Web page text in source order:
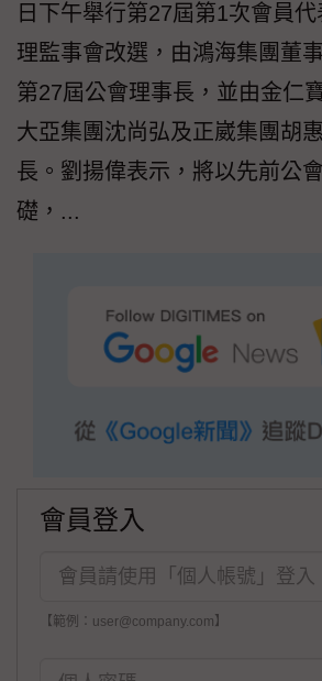
日下午舉行第27屆第1次會員
理監事會改選，由鴻海集團董
第27屆公會理事長，並由金仁
大亞集團沈尚弘及正崴集團胡
長。劉揚偉表示，將以先前公
礎，...
會員登入
【範例：user@company.com】